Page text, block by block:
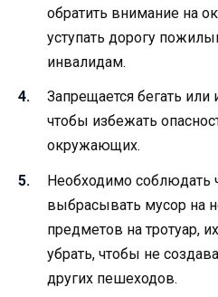
обратить внимание на
уступать дорогу
инвалидам.
Запрещается бегать или
чтобы избежать
окружающих.
Необходимо соблюдать
выбрасывать мусор на
предметов на тротуар,
убрать, чтобы не
других пешеходов.